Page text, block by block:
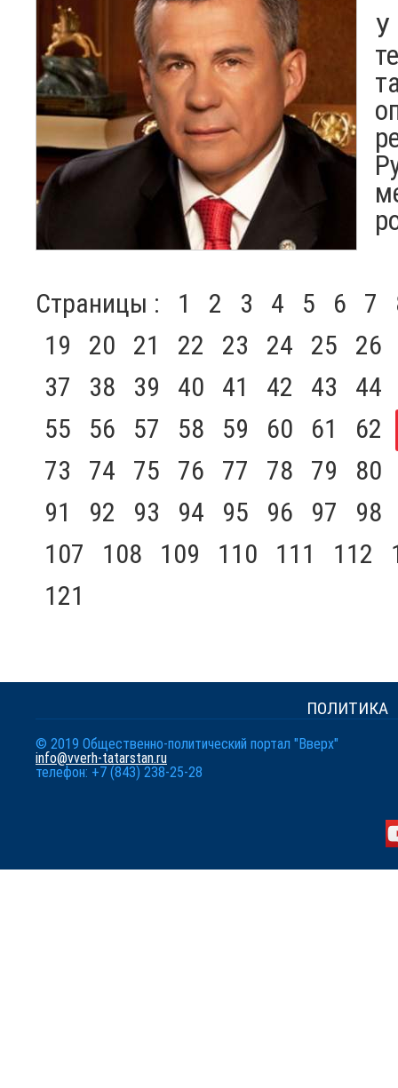
У
Страницы : 1 2 3 4 5 6 7
19
20 21 22 23 24 25
26
37
38 39 40 41 42 43
44
55
56 57 58 59 60 61
62
73
74 75 76 77 78 79
80
91
92 93 94 95 96 97
98
107
108 109 110 111 112
121
ПОЛИТИКА
© 2019 Общественно-политический портал "Вверх"
info@vverh-tatarstan.ru
телефон: +7 (843) 238-25-28